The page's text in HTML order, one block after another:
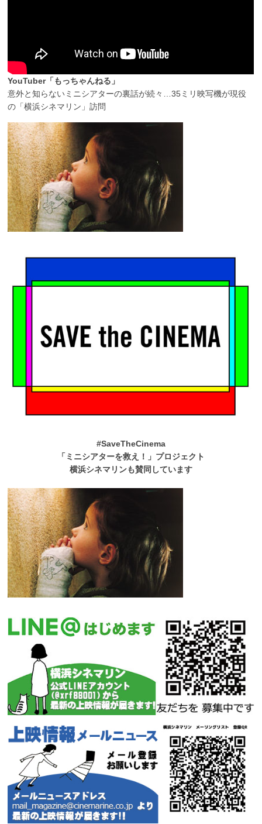
YouTuber「もっちゃんねる」
意外と知らないミニシアターの裏話が続々…35ミリ映写機が現役
の「横浜シネマリン」訪問
#SaveTheCinema
「ミニシアターを救え！」プロジェクト
横浜シネマリンも賛同しています